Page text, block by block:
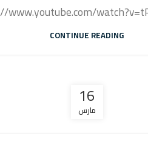
www.youtube.com/
CONTINUE READING
16
مارس